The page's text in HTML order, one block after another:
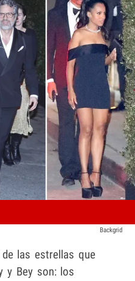
Backgrid
las estrellas que
y Bey son: los